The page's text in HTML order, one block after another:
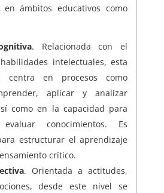
ámbitos educativos como
. Relacionada con el
intelectuales, esta
centra en procesos como
aplicar y analizar
como en la capacidad para
conocimientos. Es
estructurar el aprendizaje
crítico.
. Orientada a actitudes,
desde este nivel se